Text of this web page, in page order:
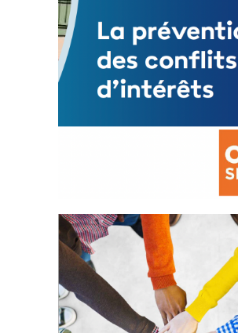
La prévention des conflits
d’intérêts
18 septembre 2023
FEUILLETER